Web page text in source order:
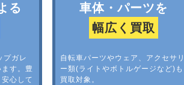
る
プガレ
す。豊
心して
車体・パーツを
幅広く買取
自転車パーツやウェア、アクセサリ
ー類(ライトやボトルゲージなど)も
買取対象。